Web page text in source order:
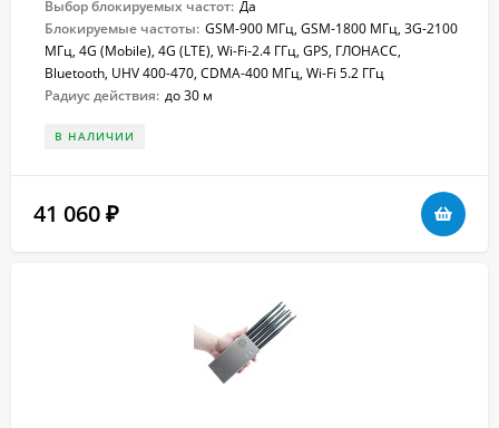
Выбор блокируемых частот: Да
Блокируемые частоты: GSM-900 МГц, GSM-1800 МГц, 3G-2100
МГц, 4G (Mobile), 4G (LTE), Wi-Fi-2.4 ГГц, GPS, ГЛОНАСС,
Bluetooth, UHV 400-470, CDMA-400 МГц, Wi-Fi 5.2 ГГц
Радиус действия: до 30 м
В НАЛИЧИИ
41 060 ₽